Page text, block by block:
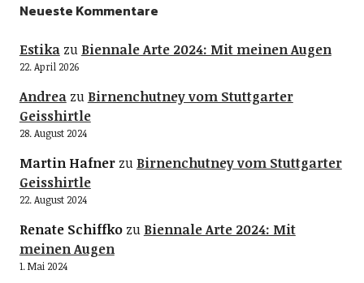
Neueste Kommentare
Estikazu Biennale Arte 2024: Mit meinen Augen
22. April 2026
Andreazu Birnenchutney vom Stuttgarter
Geisshirtle
28. August 2024
Martin Hafnerzu Birnenchutney vom Stuttgarter
Geisshirtle
22. August 2024
Renate Schiffkozu Biennale Arte 2024: Mit
meinen Augen
1. Mai 2024